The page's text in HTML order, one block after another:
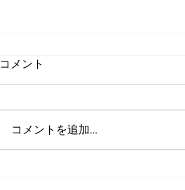
コメント
コメントを追加…